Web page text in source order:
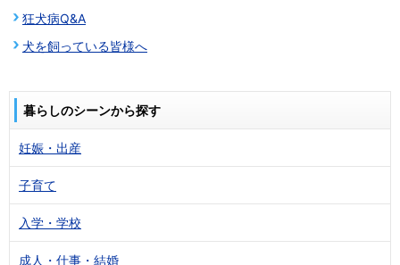
狂犬病Q&A
犬を飼っている皆様へ
暮らしのシーンから探す
妊娠・出産
子育て
入学・学校
成人・仕事・結婚